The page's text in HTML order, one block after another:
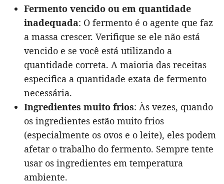
Fermento vencido ou em quantidade
inadequada: O fermento é o agente que faz
a massa crescer. Verifique se ele não está
vencido e se você está utilizando a
quantidade correta. A maioria das receitas
especifica a quantidade exata de fermento
necessária.
Ingredientes muito frios: Às vezes, quando
os ingredientes estão muito frios
(especialmente os ovos e o leite), eles podem
afetar o trabalho do fermento. Sempre tente
usar os ingredientes em temperatura
ambiente.